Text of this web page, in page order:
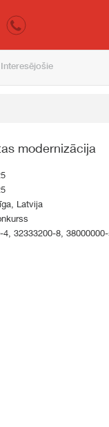
Interesējošie
modernizācija
Latvija
4, 32333200-8,